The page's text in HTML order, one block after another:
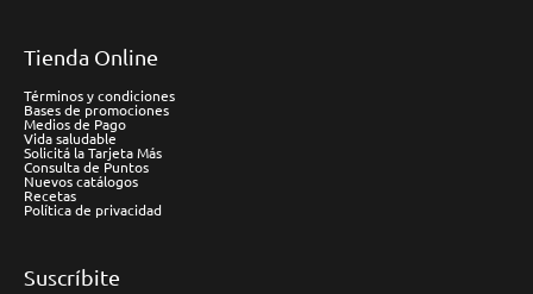
Tienda Online
Términos y condiciones
Bases de promociones
Medios de Pago
Vida saludable
Solicitá la Tarjeta Más
Consulta de Puntos
Nuevos catálogos
Recetas
Política de privacidad
Suscríbite